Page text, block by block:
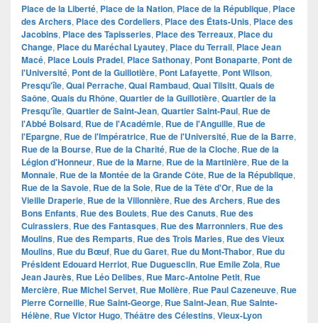
Place de la Liberté, Place de la Nation, Place de la République, Place
des Archers, Place des Cordeliers, Place des États-Unis, Place des
Jacobins, Place des Tapisseries, Place des Terreaux, Place du
Change, Place du Maréchal Lyautey, Place du Terrail, Place Jean
Macé, Place Louis Pradel, Place Sathonay, Pont Bonaparte, Pont de
l'Université, Pont de la Guillotière, Pont Lafayette, Pont Wilson,
Presqu'île, Quai Perrache, Quai Rambaud, Quai Tilsitt, Quais de
Saône, Quais du Rhône, Quartier de la Guillotière, Quartier de la
Presqu'île, Quartier de Saint-Jean, Quartier Saint-Paul, Rue de
l'Abbé Boisard, Rue de l'Académie, Rue de l'Anguille, Rue de
l'Epargne, Rue de l'Impératrice, Rue de l'Université, Rue de la Barre,
Rue de la Bourse, Rue de la Charité, Rue de la Cloche, Rue de la
Légion d'Honneur, Rue de la Marne, Rue de la Martinière, Rue de la
Monnaie, Rue de la Montée de la Grande Côte, Rue de la République,
Rue de la Savoie, Rue de la Soie, Rue de la Tête d'Or, Rue de la
Vieille Draperie, Rue de la Villonnière, Rue des Archers, Rue des
Bons Enfants, Rue des Boulets, Rue des Canuts, Rue des
Cuirassiers, Rue des Fantasques, Rue des Marronniers, Rue des
Moulins, Rue des Remparts, Rue des Trois Maries, Rue des Vieux
Moulins, Rue du Bœuf, Rue du Garet, Rue du Mont-Thabor, Rue du
Président Edouard Herriot, Rue Duguesclin, Rue Emile Zola, Rue
Jean Jaurès, Rue Léo Delibes, Rue Marc-Antoine Petit, Rue
Mercière, Rue Michel Servet, Rue Molière, Rue Paul Cazeneuve, Rue
Pierre Corneille, Rue Saint-George, Rue Saint-Jean, Rue Sainte-
Hélène, Rue Victor Hugo, Théâtre des Célestins, Vieux-Lyon